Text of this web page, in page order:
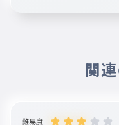
関
難易度